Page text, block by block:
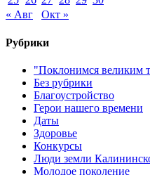
« Авг
Окт »
Рубрики
"Поклонимся великим
Без рубрики
Благоустройство
Герои нашего времени
Даты
Здоровье
Конкурсы
Люди земли
Молодое поколение